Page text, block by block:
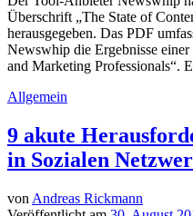
Überschrift „The State of
herausgegeben. Das PDF
Newswhip die Ergebnisse
and Marketing Professionals“.
Allgemein
9 akute
in Sozialen
von Andreas Rickmann